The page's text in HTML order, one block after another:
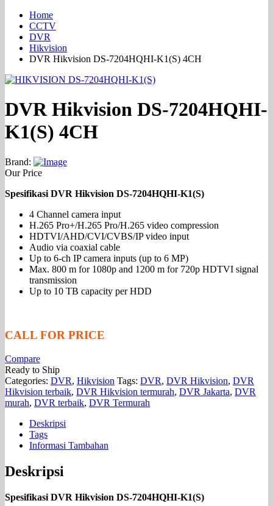
Home
CCTV
DVR
Hikvision
DVR Hikvision DS-7204HQHI-K1(S) 4CH
DVR Hikvision DS-7204HQHI-
K1(S) 4CH
Brand:
Our Price
Spesifikasi DVR Hikvision DS-7204HQHI-K1(S)
4 Channel camera input
H.265 Pro+/H.265 Pro/H.265 video compression
HDTVI/AHD/CVI/CVBS/IP video input
Audio via coaxial cable
Up to 6-ch IP camera inputs (up to 6 MP)
Max. 800 m for 1080p and 1200 m for 720p HDTVI signal
transmission
Up to 10 TB capacity per HDD
CALL FOR PRICE
Compare
Ready to Ship
Categories: DVR, Hikvision Tags: DVR, DVR Hikvision, DVR
Hikvision terbaik, DVR Hikvision termurah, DVR Jakarta, DVR
murah, DVR terbaik, DVR Termurah
Deskripsi
Tags
Informasi Tambahan
Deskripsi
Spesifikasi DVR Hikvision DS-7204HQHI-K1(S)